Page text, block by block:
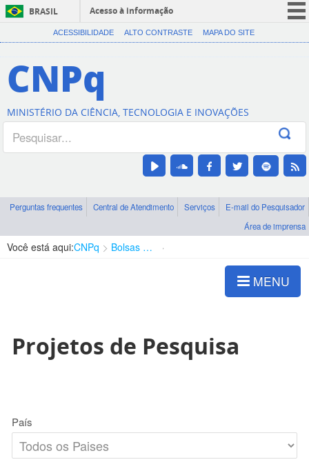
BRASIL
Acesso à informação
CORONAVÍRUS (COVID-19)
Canais
ACESSIBILIDADE ALTO CONTRASTE MAPA DO SITE
CNPq
MINISTÉRIO DA CIÊNCIA, TECNOLOGIA E INOVAÇÕES
Perguntas frequentes Central de Atendimento Serviços
E-mail do Pesquisador
Área de imprensa
Você está aqui:CNPq Bolsas e Auxílios Vigentes
MENU
Projetos de Pesquisa
País